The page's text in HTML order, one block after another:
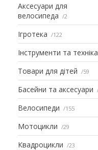
Аксесуари для
велосипеда
2
Ігротека 122
Інструменти та техніка
Товари для дітей 59
Басейни та аксесуари
Велосипеди 155
Мотоцикли 29
Квадроцикли 23